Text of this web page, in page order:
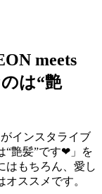
meets
は“艶
インスタライブ
“艶髪”です❤︎」を
はもちろん、愛し
ススメです。